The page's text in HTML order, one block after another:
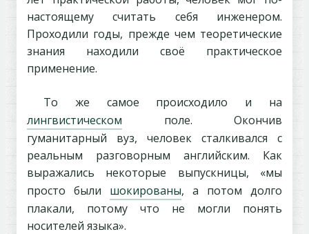
настоящему считать себя инженером.
Проходили годы, прежде чем теоретические
знания находили своё практическое
применение.
То же самое происходило и на
лингвистическом поле. Окончив
гуманитарный вуз, человек сталкивался с
реальным разговорным английским. Как
выражались некоторые выпускницы, «мы
просто были шокированы, а потом долго
плакали, потому что не могли понять
носителей языка».